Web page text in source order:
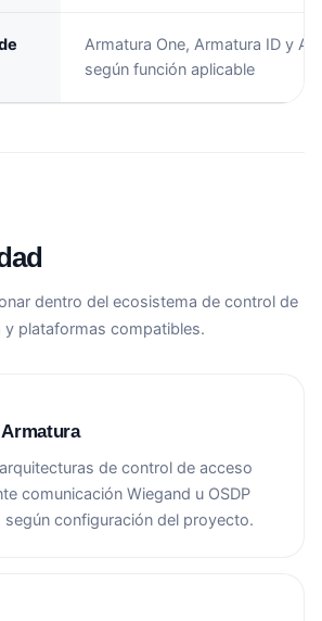
Armatura One, Armatura ID y
según función aplicable
dentro del ecosistema de control de
plataformas compatibles.
de control de acceso
comunicación Wiegand u OSDP
configuración del proyecto.